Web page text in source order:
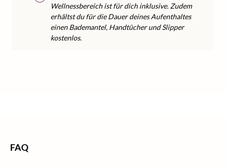
Wellnessbereich ist für dich inklusive. Zudem
erhältst du für die Dauer deines Aufenthaltes
einen Bademantel, Handtücher und Slipper
kostenlos.
FAQ